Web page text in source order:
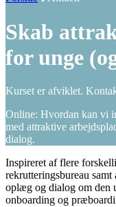
Skab
for unge
Kurset er afviklet.
Online: Hvordan kan vi
med attraktive
dialog.
Inspireret af flere
rekrutteringsbureau
oplæg og dialog om den
onboarding og